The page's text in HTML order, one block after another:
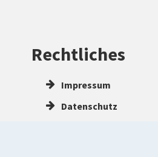
Rechtliches
Impressum
Datenschutz